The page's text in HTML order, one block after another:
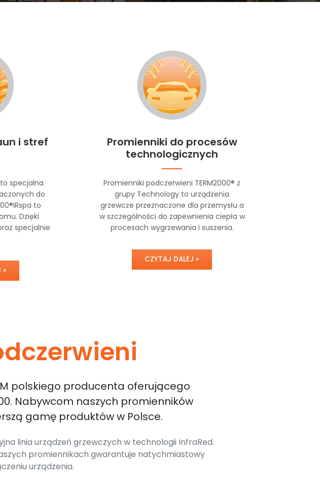
i stref
specjalna
do
to
Dzięki
specjalnie
»
Promienniki do procesów
technologicznych
Promienniki podczerwieni TERM2000® z
grupy Technology to urządzenia
grzewcze przeznaczone dla przemysłu a
w szczególności do zapewnienia ciepła w
procesach wygrzewania i suszenia.
CZYTAJ DALEJ »
polskiego producenta oferującego
Nabywcom naszych promienników
gamę produktów w Polsce.
linia urządzeń grzewczych w technologii InfraRed.
promiennikach gwarantuje natychmiastowy
urządzenia.